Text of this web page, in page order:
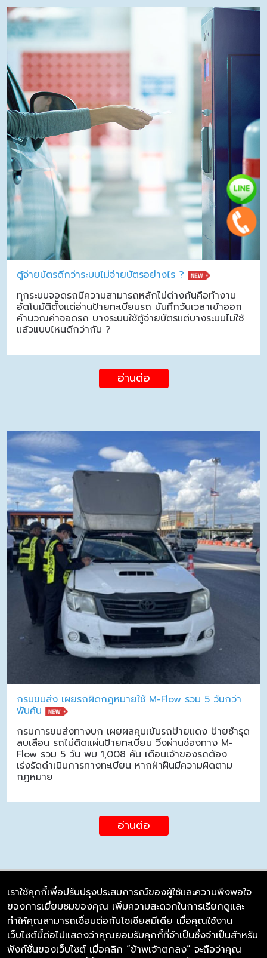
ตู้จ่ายบัตรดีกว่าระบบไม่จ่ายบัตรอย่างไร ?
ทุกระบบจอดรถมีความสามารถหลักไม่ต่างกันคือทำงาน
อัตโนมัติตั้งแต่อ่านป้ายทะเบียนรถ บันทึกวันเวลาเข้าออก
คำนวณค่าจอดรถ บางระบบใช้ตู้จ่ายบัตรแต่บางระบบไม่ใช้
แล้วแบบไหนดีกว่ากัน ?
อ่านต่อ
กรมขนส่ง เผยรถผิดกฎหมายใช้ M-Flow รวม 5 วันกว่า
พันคัน
กรมการขนส่งทางบก เผยผลคุมเข้มรถป้ายแดง ป้ายชำรุด
ลบเลือน รถไม่ติดแผ่นป้ายทะเบียน วิ่งผ่านช่องทาง M-
Flow รวม 5 วัน พบ 1,008 คัน เตือนเจ้าของรถต้อง
เร่งรัดดำเนินการทางทะเบียน หากฝ่าฝืนมีความผิดตาม
กฎหมาย
อ่านต่อ
บริษัท ซิมลิงค์ จำกัด
98/226 Bangrakyai-Baanmai Road,
Bangyai, Nonthaburi 11140
เราใช้คุกกี้เพื่อปรับปรุงประสบการณ์ของผู้ใช้และความพึงพอใจ
ของการเยี่ยมชมของคุณ เพิ่มความสะดวกในการเรียกดูและ
ทำให้คุณสามารถเชื่อมต่อกับโซเชียลมีเดีย เมื่อคุณใช้งาน
เว็บไซต์นี้ต่อไปแสดงว่าคุณยอมรับคุกกี้ที่จำเป็นซึ่งจำเป็นสำหรับ
ฟังก์ชั่นของเว็บไซต์ เมื่อคลิก “ข้าพเจ้าตกลง” จะถือว่าคุณ